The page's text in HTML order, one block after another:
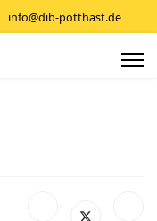
info@dib-potthast.de